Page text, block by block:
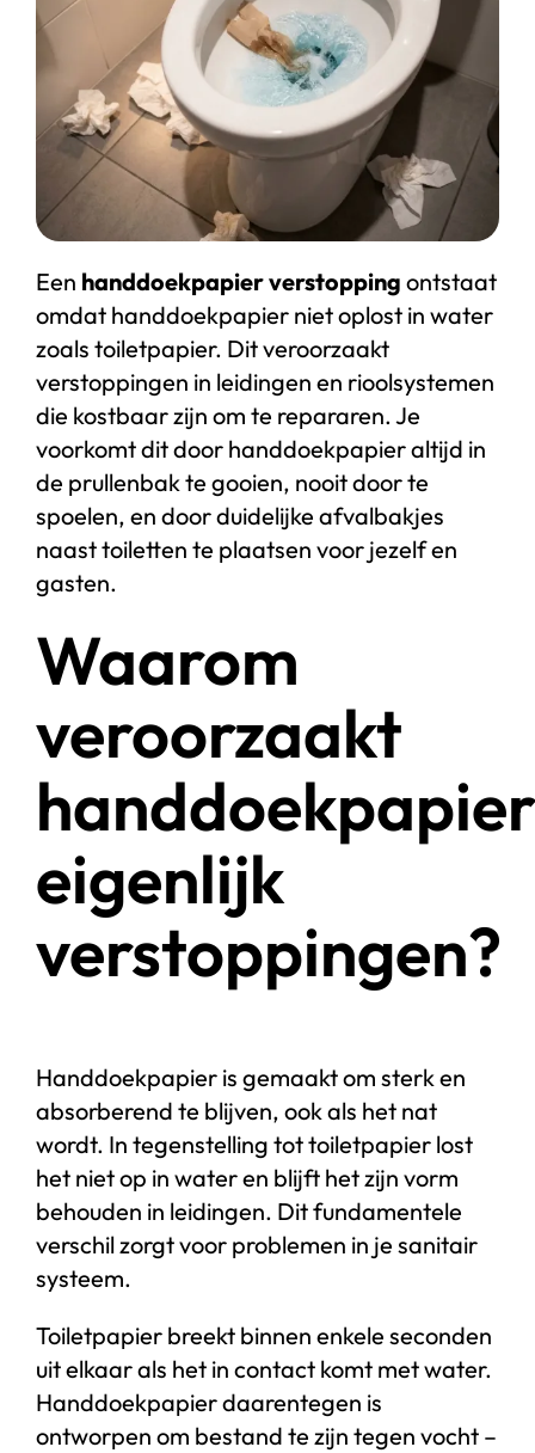
Start chat
Webshop
Een handdoekpapier verstopping ontstaat
omdat handdoekpapier niet oplost in water
zoals toiletpapier. Dit veroorzaakt
verstoppingen in leidingen en rioolsystemen
die kostbaar zijn om te repararen. Je
voorkomt dit door handdoekpapier altijd in
de prullenbak te gooien, nooit door te
spoelen, en door duidelijke afvalbakjes
naast toiletten te plaatsen voor jezelf en
gasten.
Waarom
veroorzaakt
handdoekpapier
eigenlijk
verstoppingen?
Handdoekpapier is gemaakt om sterk en
absorberend te blijven, ook als het nat
wordt. In tegenstelling tot toiletpapier lost
het niet op in water en blijft het zijn vorm
behouden in leidingen. Dit fundamentele
verschil zorgt voor problemen in je sanitair
systeem.
Toiletpapier breekt binnen enkele seconden
uit elkaar als het in contact komt met water.
Handdoekpapier daarentegen is
ontworpen om bestand te zijn tegen vocht –